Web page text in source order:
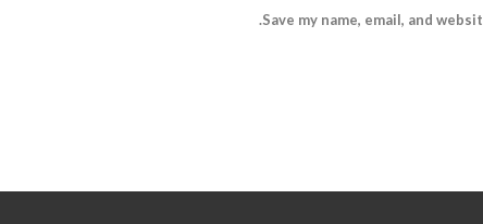
Save my name, email, and